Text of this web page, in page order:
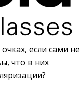
если сами не
что в них